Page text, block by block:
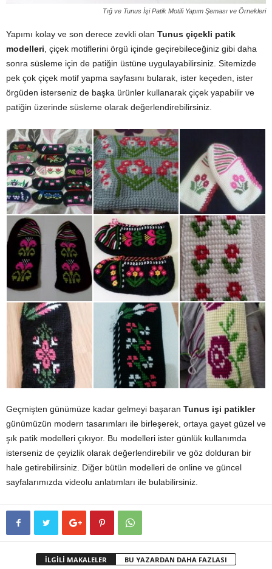
Tığ ve Tunus İşi Patik Motifi Yapım Şeması ve Örnekleri
Yapımı kolay ve son derece zevkli olan Tunus çiçekli patik
modelleri , çiçek motiflerini örgü içinde geçirebileceğiniz gibi daha
sonra süsleme için de patiğin üstüne uygulayabilirsiniz. Sitemizde
pek çok çiçek motif yapma sayfasını bularak, ister keçeden, ister
örgüden isterseniz de başka ürünler kullanarak çiçek yapabilir ve
patiğin üzerinde süsleme olarak değerlendirebilirsiniz.
Geçmişten günümüze kadar gelmeyi başaran Tunus işi patikler
günümüzün modern tasarımları ile birleşerek, ortaya gayet güzel ve
şık patik modelleri çıkıyor. Bu modelleri ister günlük kullanımda
isterseniz de çeyizlik olarak değerlendirebilir ve göz dolduran bir
hale getirebilirsiniz. Diğer bütün modelleri de online ve güncel
sayfalarımızda videolu anlatımları ile bulabilirsiniz.
İLGİLİ MAKALELER BU YAZARDAN DAHA FAZLASI